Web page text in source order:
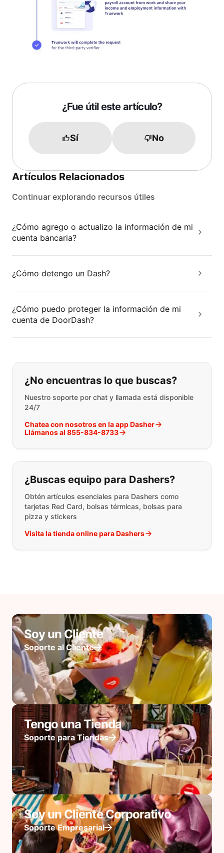
¿Fue útil este artículo?
Sí No
Artículos Relacionados
Continuar explorando recursos útiles
¿Cómo agrego o actualizo la información de mi
cuenta bancaria?
¿Cómo detengo un Dash?
¿Cómo puedo proteger la información de mi
cuenta de DoorDash?
Si no puede encontrar lo que está
¿No encuentras lo que buscas?
Nuestro soporte por chat y llamada está disponible
24/7
Chatea con nosotros en la app Dasher
Llámanos al 855-834-8733
¿Buscas equipo para Dashers?
Obtén artículos esenciales para Dashers como
tarjetas Red Card, bolsas térmicas, bolsas para
pizza y stickers
Visita la tienda online para Dashers
Soy un Cliente
Soporte al Cliente
Tengo una Tienda
Soporte para Tiendas
Soy un Cliente Corporativo
Soporte Empresarial